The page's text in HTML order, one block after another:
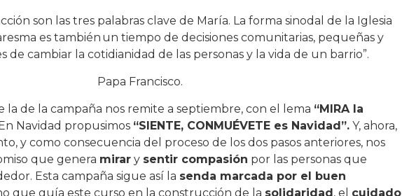
son las tres palabras clave de María. La forma sinodal de la Iglesia
es también un tiempo de decisiones comunitarias, pequeñas y
de cambiar la cotidianidad de las personas y la vida de un barrio”.
Papa Francisco.
de la campaña nos remite a septiembre, con el lema “MIRA la
Navidad propusimos “SIENTE, CONMUÉVETE es Navidad”. Y, ahora,
y como consecuencia del proceso de los dos pasos anteriores, nos
que genera mirar y sentir compasión por las personas que
Esta campaña sigue así la senda marcada por el buen
que guía este curso en la construcción de la solidaridad, el cuidado